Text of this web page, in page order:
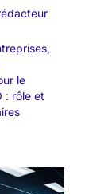
,
le
: rôle et